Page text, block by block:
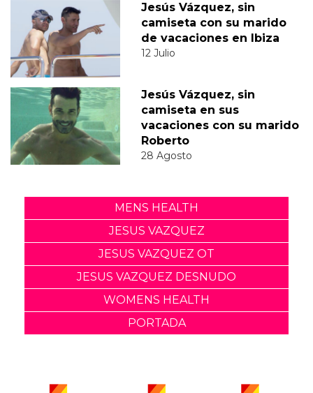
Jesús Vázquez, sin
camiseta con su marido
de vacaciones en Ibiza
12 Julio
Jesús Vázquez, sin
camiseta en sus
vacaciones con su marido
Roberto
28 Agosto
MENS HEALTH
JESUS VAZQUEZ
JESUS VAZQUEZ OT
JESUS VAZQUEZ DESNUDO
WOMENS HEALTH
PORTADA